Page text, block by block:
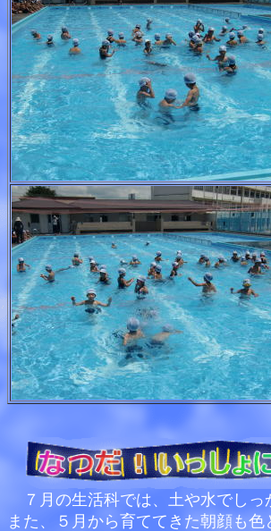
７月の生活科では、土や水でしっ
また、５月から育ててきた朝顔も